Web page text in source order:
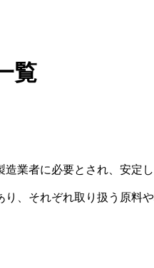
覧
業者に必要とされ、安定
、それぞれ取り扱う原料